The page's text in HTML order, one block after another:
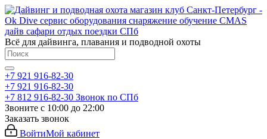
Всё для дайвинга, плавания и подводной охоты
+7 921 916-82-30
+7 921 916-82-30
+7 812 916-82-30 Звонок по СПб
Звоните с 10:00 до 22:00
Заказать звонок
ВойтиМой кабинет